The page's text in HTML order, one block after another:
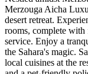
Merzouga Aicha
desert retreat.
rooms, complete
service. Enjoy a
the Sahara's magic.
local cuisines at the